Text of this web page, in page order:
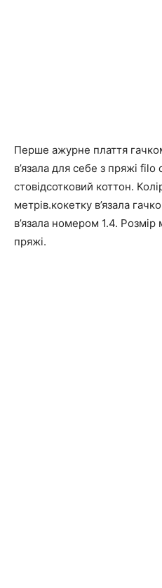
Перше ажурне плаття
в’язала для себе з пряжі
стовідсотковий коттон.
метрів.кокетку в’язала
в’язала номером 1.4.
пряжі.